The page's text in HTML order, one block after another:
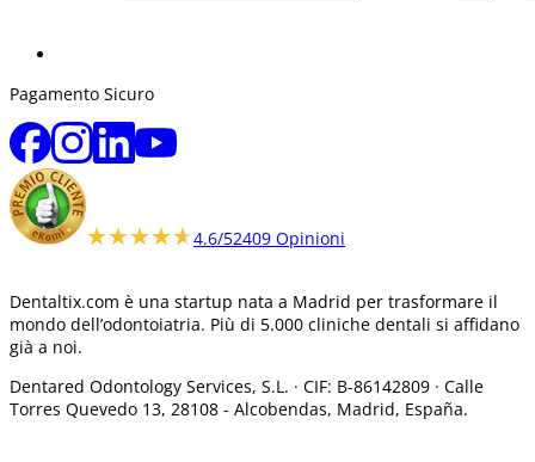
Pagamento Sicuro
★★★★★
★★★★★4.6/52409 Opinioni
Dentaltix.com è una startup nata a Madrid per trasformare il
mondo dell’odontoiatria. Più di 5.000 cliniche dentali si affidano
già a noi.
Dentared Odontology Services, S.L. · CIF: B-86142809 · Calle
Torres Quevedo 13, 28108 - Alcobendas, Madrid, España.